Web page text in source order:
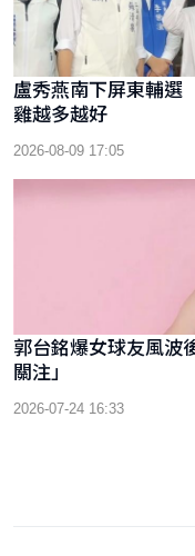
盧秀燕南下屏東輔
雞越多越好
2026-08-09 17:05
郭台銘爆女球友風波
關注」
2026-07-24 16:33